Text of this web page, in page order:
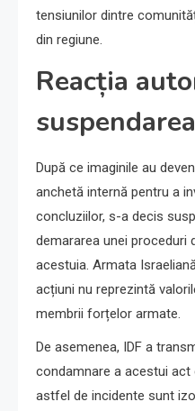
tensiunilor dintre
din regiune.
Reacția
După ce imaginile au
anchetă internă pentru a
concluziilor, s-a decis
demararea unei proceduri
acestuia. Armata
acțiuni nu reprezintă
membrii forțelor armate.
De asemenea, IDF a
condamnare a acestui
astfel de incidente sunt